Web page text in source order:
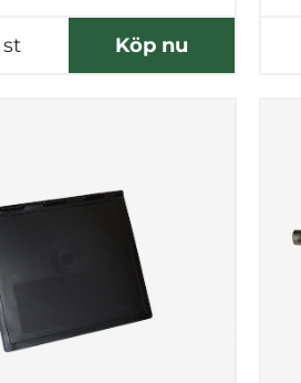
st Köp nu